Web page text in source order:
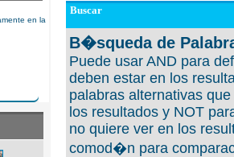
en la
Buscar
B�squeda de
Puede usar AND para
deben estar en los
palabras alternativas
los resultados y NOT
no quiere ver en los
comod�n para